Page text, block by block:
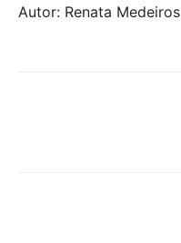
Autor: Renata Medeiros